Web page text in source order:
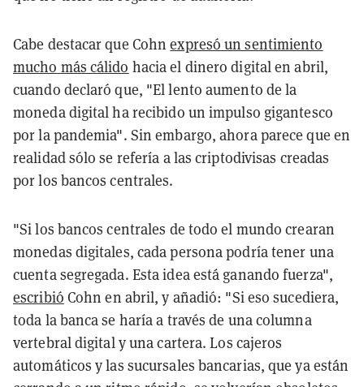
Cabe destacar que Cohnexpresó un sentimiento
mucho más cálido hacia el dinero digital en abril,
cuando declaró que, "El lento aumento de la
moneda digital ha recibido un impulso gigantesco
por la pandemia". Sin embargo, ahora parece que en
realidad sólo se refería a las criptodivisas creadas
por los bancos centrales.
"Si los bancos centrales de todo el mundo crearan
monedas digitales, cada persona podría tener una
cuenta segregada. Esta idea está ganando fuerza",
escribió Cohn en abril, y añadió: "Si eso sucediera,
toda la banca se haría a través de una columna
vertebral digital y una cartera. Los cajeros
automáticos y las sucursales bancarias, que ya están